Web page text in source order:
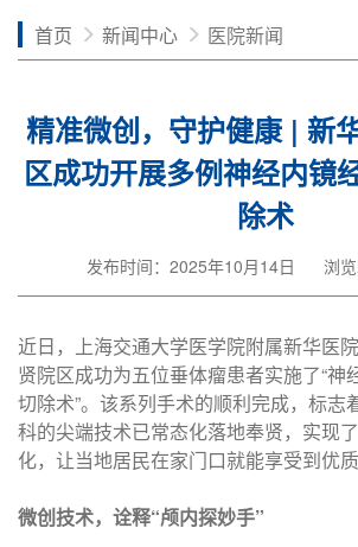
首页 新闻中心 医院新闻
精准微创，守护健康 | 新
区成功开展多例神经内镜
除术
发布时间：2025年10月14日 浏
近日，上海交通大学医学院附属新华医
贤院区成功为五位垂体瘤患者实施了“神
切除术”。该系列手术的顺利完成，标志
科的尖端技术已常态化落地奉贤，实现
化，让当地居民在家门口就能享受到优质
微创技术，诠释“颅内探妙手”